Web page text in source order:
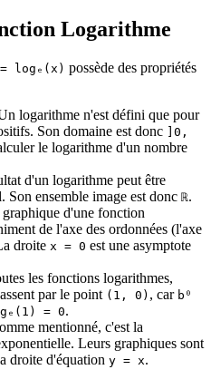
Logarithme
logₑ(x) possède des propriétés
logarithme n'est défini que pour
Son domaine est donc
]0,
le logarithme d'un nombre
d'un logarithme peut être
Son ensemble image est donc ℝ.
d'une fonction
de l'axe des ordonnées (l'axe
droite x = 0 est une asymptote
les fonctions logarithmes,
par le point (1, 0) , car b⁰
= 0.
mentionné, c'est la
Leurs graphiques sont
droite d'équation y = x.